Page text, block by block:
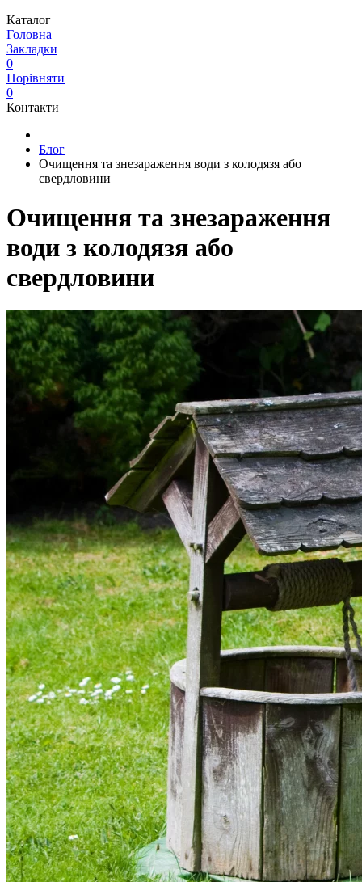
Каталог
Головна
Закладки
0
Порівняти
0
Контакти
Блог
Очищення та знезараження води з колодязя або
свердловини
Очищення та знезараження
води з колодязя або
свердловини